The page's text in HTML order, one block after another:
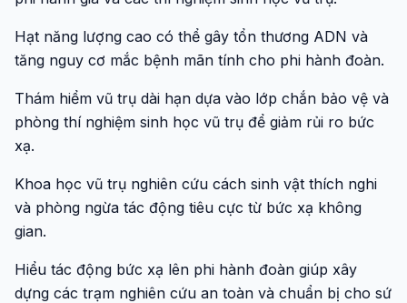
Hạt năng lượng cao có thể gây tổn thương ADN và
tăng nguy cơ mắc bệnh mãn tính cho phi hành đoàn.
Thám hiểm vũ trụ dài hạn dựa vào lớp chắn bảo vệ và
phòng thí nghiệm sinh học vũ trụ để giảm rủi ro bức
xạ.
Khoa học vũ trụ nghiên cứu cách sinh vật thích nghi
và phòng ngừa tác động tiêu cực từ bức xạ không
gian.
Hiểu tác động bức xạ lên phi hành đoàn giúp xây
dựng các trạm nghiên cứu an toàn và chuẩn bị cho sứ